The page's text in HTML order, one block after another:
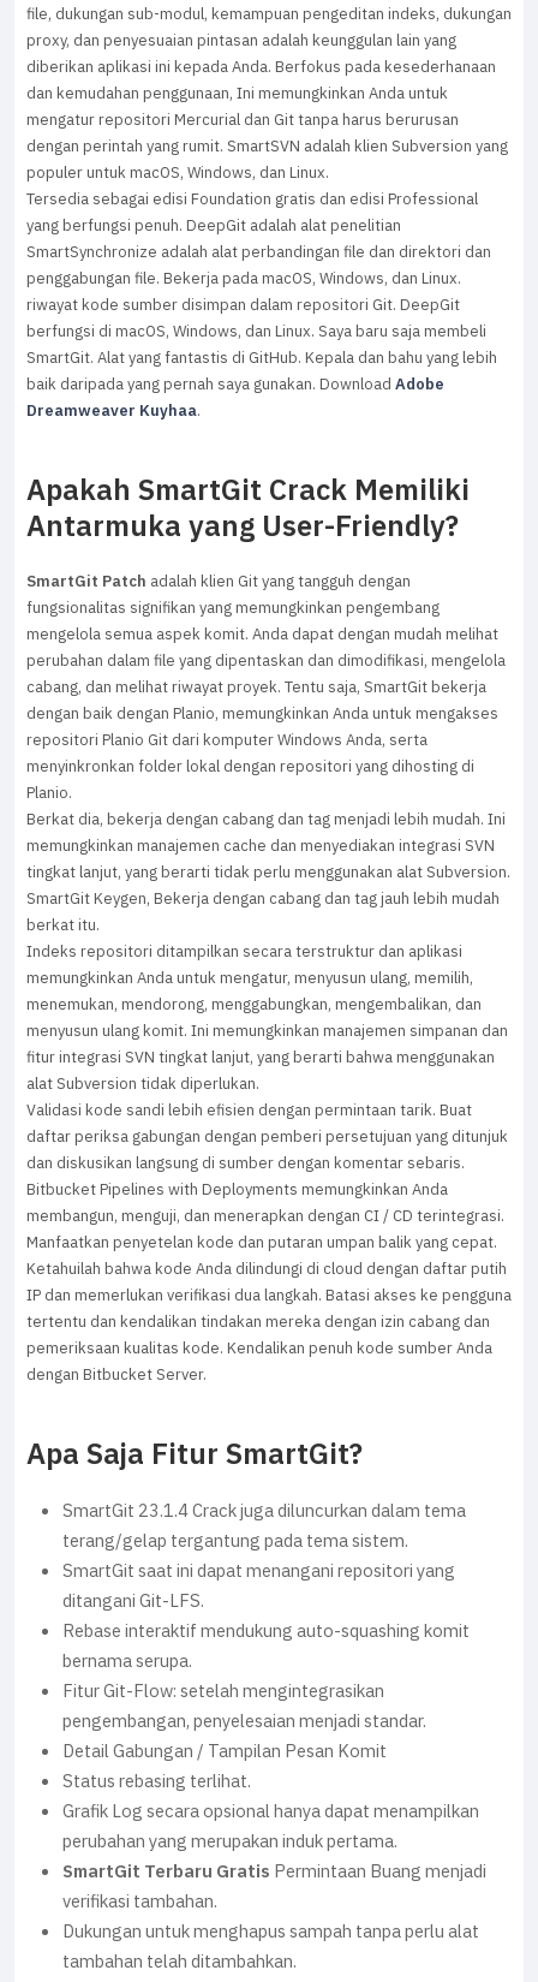
file, dukungan sub-modul, kemampuan pengeditan indeks, dukungan
proxy, dan penyesuaian pintasan adalah keunggulan lain yang
diberikan aplikasi ini kepada Anda. Berfokus pada kesederhanaan
dan kemudahan penggunaan, Ini memungkinkan Anda untuk
mengatur repositori Mercurial dan Git tanpa harus berurusan
dengan perintah yang rumit. SmartSVN adalah klien Subversion yang
populer untuk macOS, Windows, dan Linux.
Tersedia sebagai edisi Foundation gratis dan edisi Professional
yang berfungsi penuh. DeepGit adalah alat penelitian
SmartSynchronize adalah alat perbandingan file dan direktori dan
penggabungan file. Bekerja pada macOS, Windows, dan Linux.
riwayat kode sumber disimpan dalam repositori Git. DeepGit
berfungsi di macOS, Windows, dan Linux. Saya baru saja membeli
SmartGit. Alat yang fantastis di GitHub. Kepala dan bahu yang lebih
baik daripada yang pernah saya gunakan. Download Adobe
Dreamweaver Kuyhaa.
Apakah SmartGit Crack Memiliki
Antarmuka yang User-Friendly?
SmartGit Patch adalah klien Git yang tangguh dengan
fungsionalitas signifikan yang memungkinkan pengembang
mengelola semua aspek komit. Anda dapat dengan mudah melihat
perubahan dalam file yang dipentaskan dan dimodifikasi, mengelola
cabang, dan melihat riwayat proyek. Tentu saja, SmartGit bekerja
dengan baik dengan Planio, memungkinkan Anda untuk mengakses
repositori Planio Git dari komputer Windows Anda, serta
menyinkronkan folder lokal dengan repositori yang dihosting di
Planio.
Berkat dia, bekerja dengan cabang dan tag menjadi lebih mudah. Ini
memungkinkan manajemen cache dan menyediakan integrasi SVN
tingkat lanjut, yang berarti tidak perlu menggunakan alat Subversion.
SmartGit Keygen, Bekerja dengan cabang dan tag jauh lebih mudah
berkat itu.
Indeks repositori ditampilkan secara terstruktur dan aplikasi
memungkinkan Anda untuk mengatur, menyusun ulang, memilih,
menemukan, mendorong, menggabungkan, mengembalikan, dan
menyusun ulang komit. Ini memungkinkan manajemen simpanan dan
fitur integrasi SVN tingkat lanjut, yang berarti bahwa menggunakan
alat Subversion tidak diperlukan.
Validasi kode sandi lebih efisien dengan permintaan tarik. Buat
daftar periksa gabungan dengan pemberi persetujuan yang ditunjuk
dan diskusikan langsung di sumber dengan komentar sebaris.
Bitbucket Pipelines with Deployments memungkinkan Anda
membangun, menguji, dan menerapkan dengan CI / CD terintegrasi.
Manfaatkan penyetelan kode dan putaran umpan balik yang cepat.
Ketahuilah bahwa kode Anda dilindungi di cloud dengan daftar putih
IP dan memerlukan verifikasi dua langkah. Batasi akses ke pengguna
tertentu dan kendalikan tindakan mereka dengan izin cabang dan
pemeriksaan kualitas kode. Kendalikan penuh kode sumber Anda
dengan Bitbucket Server.
Apa Saja Fitur SmartGit?
SmartGit 23.1.4 Crack juga diluncurkan dalam tema
terang/gelap tergantung pada tema sistem.
SmartGit saat ini dapat menangani repositori yang
ditangani Git-LFS.
Rebase interaktif mendukung auto-squashing komit
bernama serupa.
Fitur Git-Flow: setelah mengintegrasikan
pengembangan, penyelesaian menjadi standar.
Detail Gabungan / Tampilan Pesan Komit
Status rebasing terlihat.
Grafik Log secara opsional hanya dapat menampilkan
perubahan yang merupakan induk pertama.
SmartGit Terbaru Gratis Permintaan Buang menjadi
verifikasi tambahan.
Dukungan untuk menghapus sampah tanpa perlu alat
tambahan telah ditambahkan.